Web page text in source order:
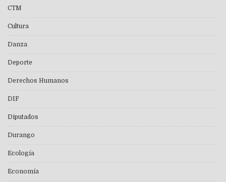
CTM
Cultura
Danza
Deporte
Derechos Humanos
DIF
Diputados
Durango
Ecología
Economía